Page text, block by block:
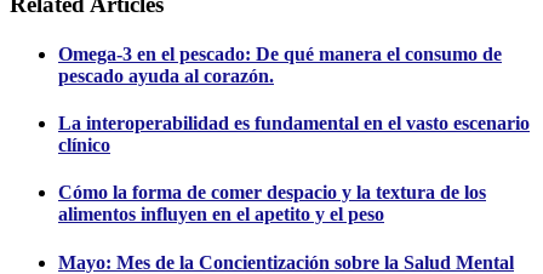
Omega-3 en el pescado: De qué manera el consumo de
pescado ayuda al corazón.
La interoperabilidad es fundamental en el vasto escenario
clínico
Cómo la forma de comer despacio y la textura de los
alimentos influyen en el apetito y el peso
Mayo: Mes de la Concientización sobre la Salud Mental